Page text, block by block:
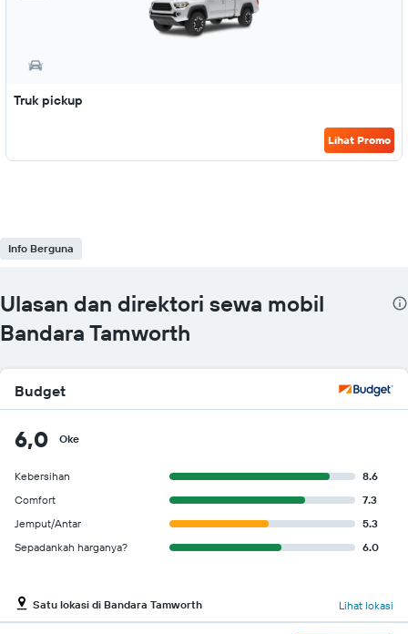
Truk pickup
Lihat Promo
Info Berguna
Ulasan dan direktori sewa mobil
Bandara Tamworth
Budget
6,0 Oke
Kebersihan
8.6
Comfort
7.3
Jemput/Antar
5.3
Sepadankah harganya?
6.0
Satu lokasi di Bandara Tamworth Lihat lokasi